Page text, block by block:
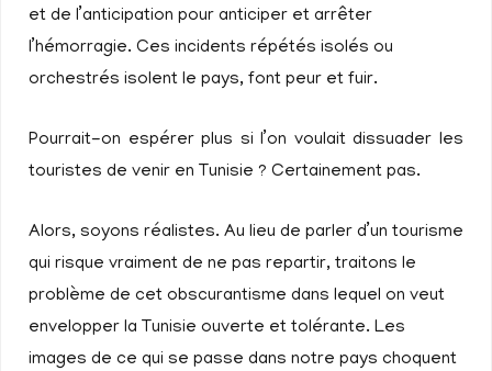
et de l’anticipation pour anticiper et arrêter
l’hémorragie. Ces incidents répétés isolés ou
orchestrés isolent le pays, font peur et fuir.
Pourrait-on espérer plus si l’on voulait dissuader les
touristes de venir en Tunisie ? Certainement pas.
Alors, soyons réalistes. Au lieu de parler d’un tourisme
qui risque vraiment de ne pas repartir, traitons le
problème de cet obscurantisme dans lequel on veut
envelopper la Tunisie ouverte et tolérante. Les
images de ce qui se passe dans notre pays choquent